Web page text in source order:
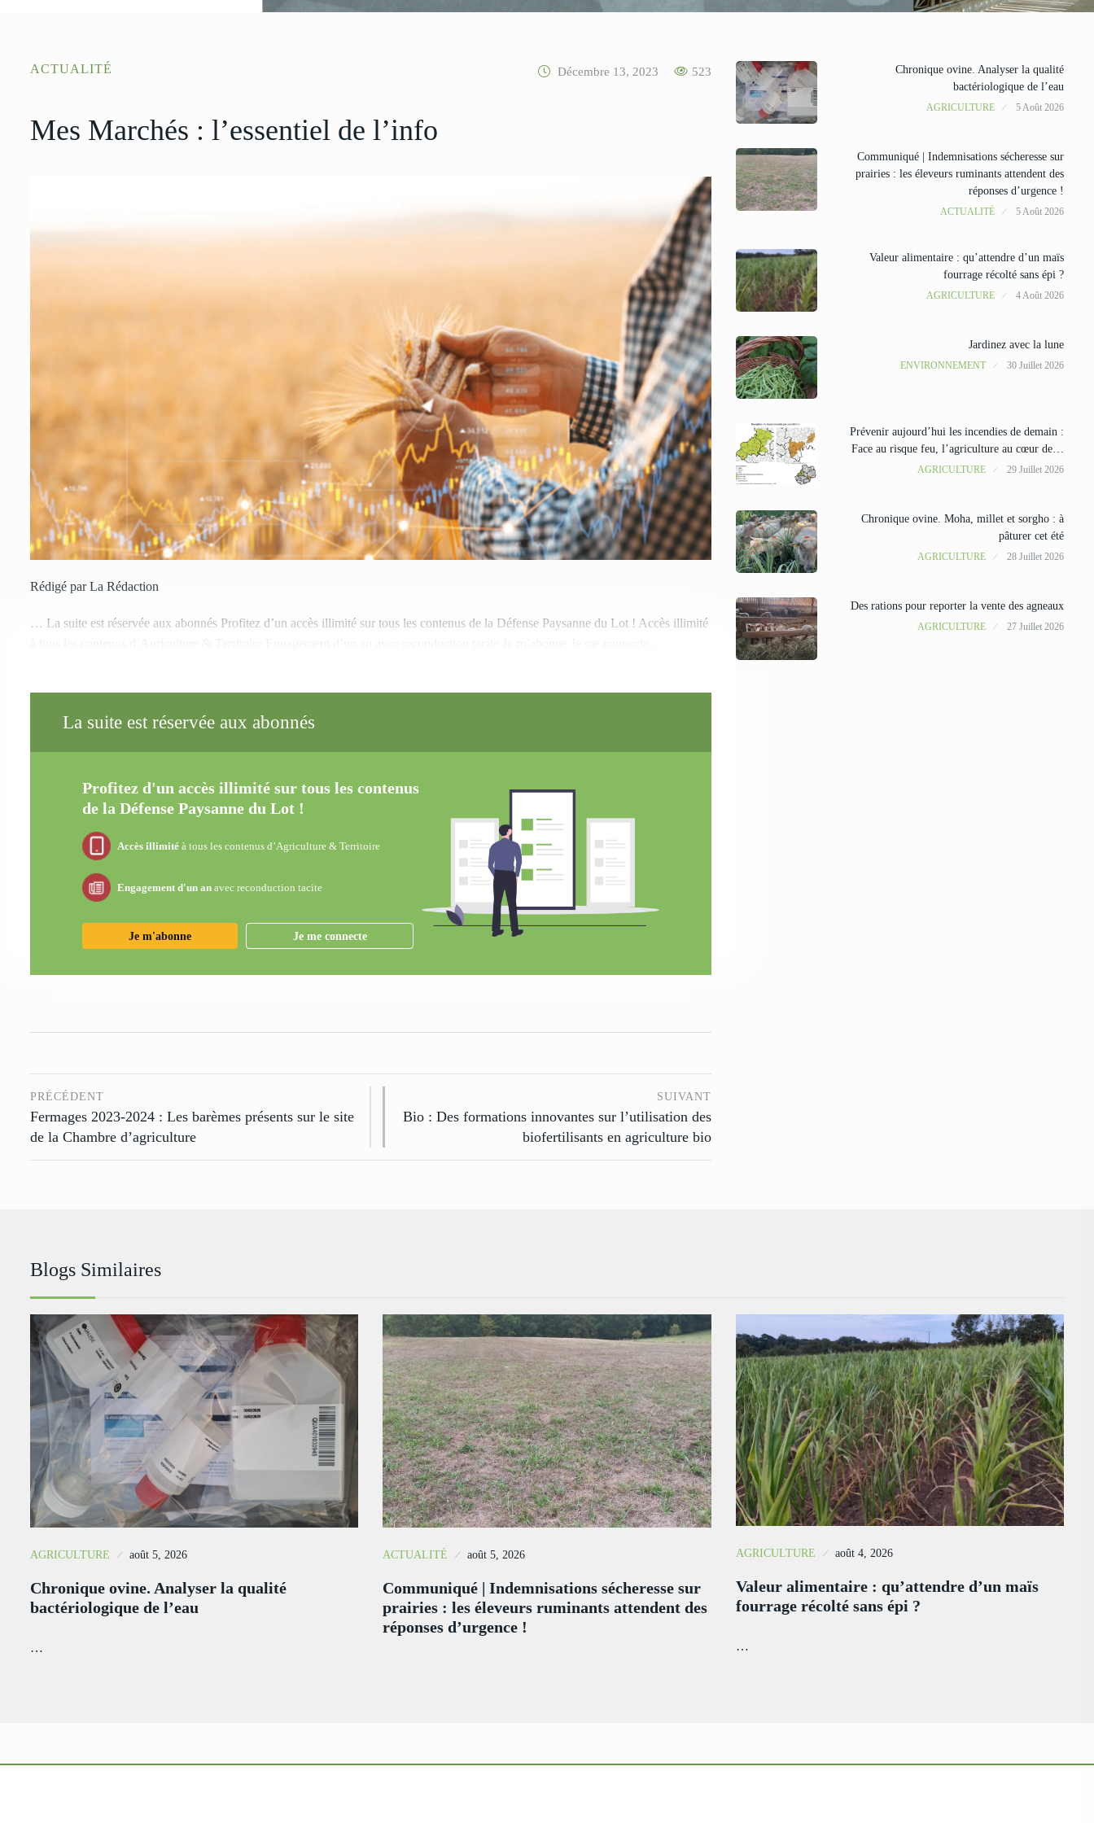
ACTUALITÉ Décembre 13, 2023 523
Mes Marchés : l’essentiel de l’info
Rédigé par La Rédaction
… La suite est réservée aux abonnés Profitez d’un accès illimité sur tous les contenus de la Défense Paysanne du Lot ! Accès illimité
à tous les contenus d’Agriculture & Territoire Engagement d’un an avec reconduction tacite Je m’abonne Je me connecte...
La suite est réservée aux abonnés
Profitez d'un accès illimité sur tous les contenus
de la Défense Paysanne du Lot !
Accès illimité à tous les contenus d’Agriculture & Territoire
Engagement d'un an avec reconduction tacite
Je m'abonne Je me connecte
PRÉCÉDENT
Fermages 2023-2024 : Les barèmes présents sur le site
de la Chambre d’agriculture
SUIVANT
Bio : Des formations innovantes sur l’utilisation des
biofertilisants en agriculture bio
Chronique ovine. Analyser la qualité
bactériologique de l’eau
AGRICULTURE 5 Août 2026
Communiqué | Indemnisations sécheresse sur
prairies : les éleveurs ruminants attendent des
réponses d’urgence !
ACTUALITÉ 5 Août 2026
Valeur alimentaire : qu’attendre d’un maïs
fourrage récolté sans épi ?
AGRICULTURE 4 Août 2026
Jardinez avec la lune
ENVIRONNEMENT 30 Juillet 2026
Prévenir aujourd’hui les incendies de demain :
Face au risque feu, l’agriculture au cœur de…
AGRICULTURE 29 Juillet 2026
Chronique ovine. Moha, millet et sorgho : à
pâturer cet été
AGRICULTURE 28 Juillet 2026
Des rations pour reporter la vente des agneaux
AGRICULTURE 27 Juillet 2026
Blogs Similaires
AGRICULTURE août 5, 2026
Chronique ovine. Analyser la qualité
bactériologique de l’eau
…
ACTUALITÉ août 5, 2026
Communiqué | Indemnisations sécheresse sur
prairies : les éleveurs ruminants attendent des
réponses d’urgence !
AGRICULTURE août 4, 2026
Valeur alimentaire : qu’attendre d’un maïs
fourrage récolté sans épi ?
…